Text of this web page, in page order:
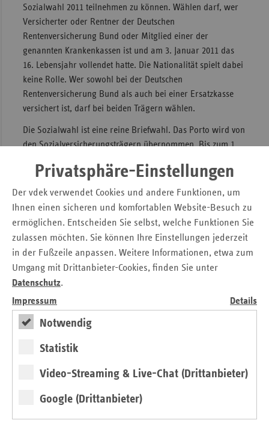
Privatsphäre-Einstellungen
Der vdek verwendet Cookies und andere Funktionen, um
Ihnen einen sicheren und komfortablen Website-Besuch zu
ermöglichen. Entscheiden Sie selbst, welche Funktionen Sie
zulassen möchten. Sie können Ihre Einstellungen jederzeit
in der Fußzeile anpassen. Weitere Informationen, etwa zum
Umgang mit Drittanbieter-Cookies, finden Sie unter
Datenschutz.
Impressum
Details
Notwendig
Statistik
Video-Streaming & Live-Chat (Drittanbieter)
Google (Drittanbieter)
Sozialwahl 2011 teilnehmen zu können. Wählen darf, wer
Versicherter oder Rentner der Deutschen
Rentenversicherung Bund oder Mitglied einer der
genannten Krankenkassen ist und am 3. Januar 2011 das
16. Lebensjahr vollendet hatte. Die Nationalität spielt dabei
keine Rolle. Wer sowohl bei der Deutschen
Rentenversicherung Bund als auch bei einer Ersatzkasse
versichert ist, darf bei beiden Trägern wählen.
Die Sozialwahl ist eine reine Briefwahl. Das Porto wird von
den Sozialversicherungsträgern übernommen. Bis zum 1.
angekommen sein. Aktuelle Informationen zur Sozialwahl
finden sich auch auf
www.facebook.com/sozialwahl2011
www.twitter.com/sozialwahl_2011 .
Kontakt
Infobüro Sozialwahl 2011
Telefon: 030 24086-616
E-Mail: info@sozialwahl.de
Seitennavigation
Seitenleiste
weiteren
Auf einen Blick
Glossar
Der vdek
Karriere